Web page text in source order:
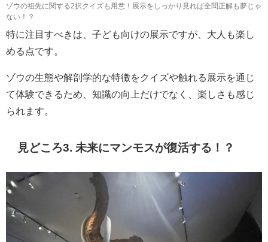
ゾウの祖先に関する2択クイズも用意！展示をしっかり見れば全問正解も夢じゃ
ない！？
特に注目すべきは、子ども向けの展示ですが、大人も楽し
める点です。
ゾウの生態や解剖学的な特徴をクイズや触れる展示を通じ
て体験できるため、知識の向上だけでなく、楽しさも感じ
られます。
見どころ3. 未来にマンモスが復活する！？